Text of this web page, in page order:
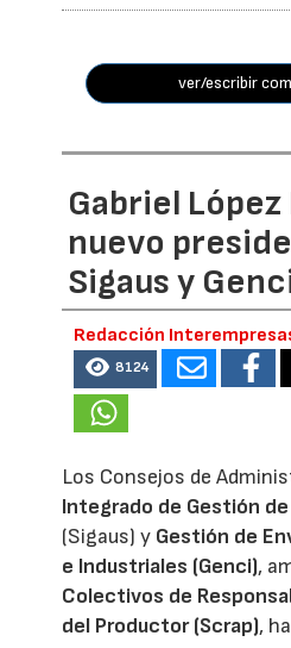
ver/escribir
Gabriel López
nuevo
Sigaus y
Redacción
8124
Los Consejos de
Integrado de Gestión
(Sigaus) y Gestión de
e Industriales (Genci),
Colectivos de
del Productor (Scrap),